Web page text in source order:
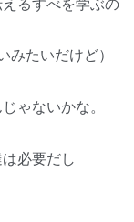
えるすべを学ぶの
みたいだけど）
ゃないかな。
必要だし